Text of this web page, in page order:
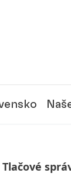
Tlačové